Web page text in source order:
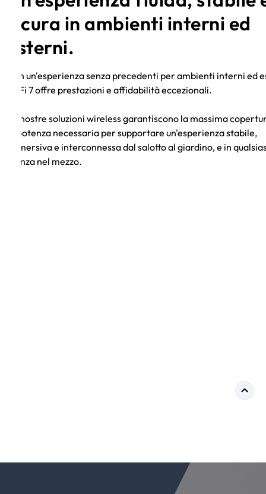
sicura in ambienti interni ed
esterni.
Con un'esperienza senza precedenti per ambienti interni ed
WiFi 7 offre prestazioni e affidabilità eccezionali.
Le nostre soluzioni wireless garantiscono la massima
la potenza necessaria per supportare un'esperienza stabile,
immersiva e interconnessa dal salotto al giardino, e in
stanza nel mezzo.